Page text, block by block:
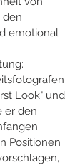
den
emotional
Look" und
er den
Positionen